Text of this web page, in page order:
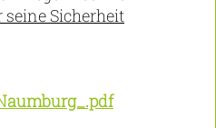
Sicherheit